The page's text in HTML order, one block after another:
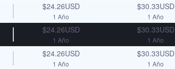
$24.26USD
1 Año
$30.33USD
1 Año
$24.26USD
1 Año
$30.33USD
1 Año
$24.26USD
1 Año
$30.33USD
1 Año